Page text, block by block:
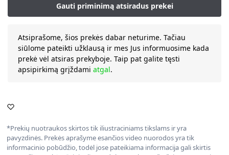
Atsiprašome, šios prekės dabar neturime. Tačiau
siūlome pateikti užklausą ir mes Jus informuosime kada
prekė vėl atsiras prekyboje. Taip pat galite tęsti
apsipirkimą grįždami atgal.
*Prekių nuotraukos skirtos tik iliustraciniams tikslams ir yra
pavyzdinės. Prekės aprašyme esančios video nuorodos yra tik
informacinio pobūdžio, todėl jose pateikiama informacija gali skirtis